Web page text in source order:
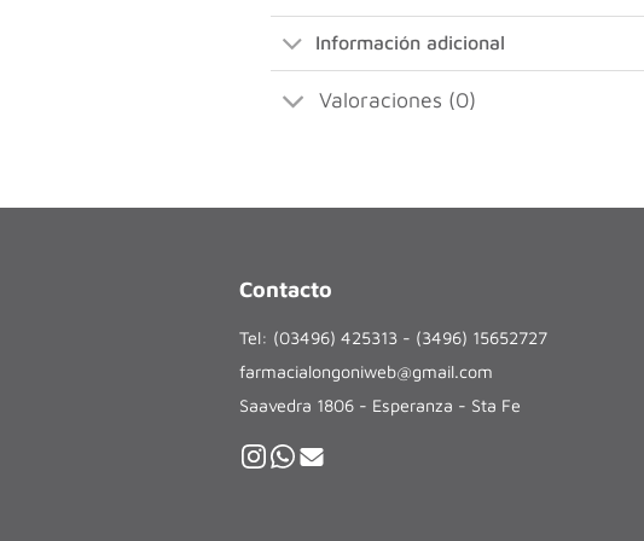
Información adicional
Valoraciones (0)
Contacto
Tel: (03496) 425313 - (3496) 15652727
farmacialongoniweb@gmail.com
Saavedra 1806 - Esperanza - Sta Fe